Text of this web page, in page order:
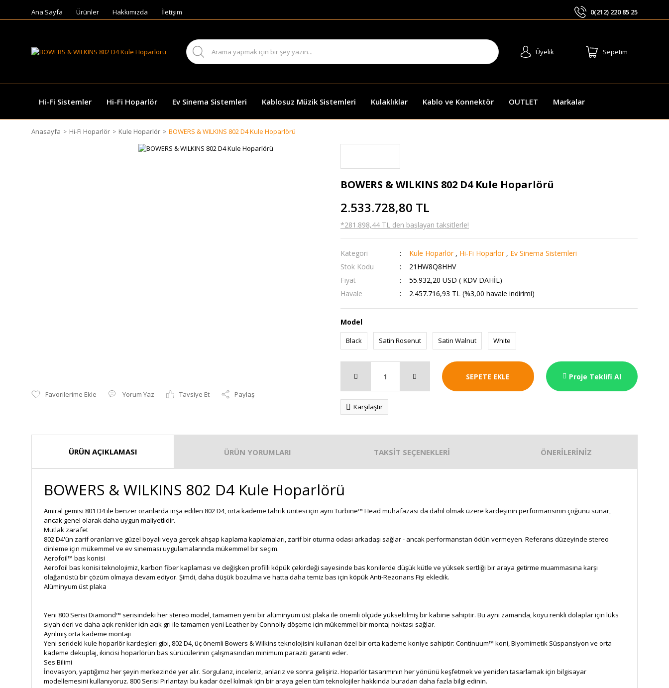
Ana Sayfa Ürünler Hakkımızda İletişim 0(212) 220 85 25
Üyelik Sepetim
Hi-Fi Sistemler Hi-Fi Hoparlör Ev Sinema Sistemleri Kablosuz Müzik Sistemleri Kulaklıklar Kablo ve Konnektör OUTLET Markalar
Anasayfa Hi-Fi Hoparlör Kule Hoparlör BOWERS & WILKINS 802 D4 Kule Hoparlörü
Yorum Yaz Tavsiye Et Paylaş
BOWERS & WILKINS 802 D4 Kule Hoparlörü
2.533.728,80 TL
*281.898,44 TL den başlayan taksitlerle!
Kategori Kule Hoparlör , Hi-Fi Hoparlör , Ev Sinema Sistemleri
Stok Kodu
21HW8Q8HHV
Fiyat
55.932,20 USD ( KDV DAHİL)
Havale
2.457.716,93 TL (%3,00 havale indirimi)
Model
Black Satin Rosenut Satin Walnut White
SEPETE EKLE Proje Teklifi Al
Karşılaştır
ÜRÜN AÇIKLAMASI ÜRÜN YORUMLARI TAKSİT SEÇENEKLERİ ÖNERİLERİNİZ
BOWERS & WILKINS 802 D4 Kule Hoparlörü
Amiral gemisi 801 D4 ile benzer oranlarda inşa edilen 802 D4, orta kademe tahrik ünitesi için aynı Turbine™ Head muhafazası da dahil olmak üzere kardeşinin performansının çoğunu sunar,
ancak genel olarak daha uygun maliyetlidir.
Mutlak zarafet
802 D4'ün zarif oranları ve güzel boyalı veya gerçek ahşap kaplama kaplamaları, zarif bir oturma odası arkadaşı sağlar - ancak performanstan ödün vermeyen. Referans düzeyinde stereo
dinleme için mükemmel ve ev sineması uygulamalarında mükemmel bir seçim.
Aerofoil™ bas konisi
Aerofoil bas konisi teknolojimiz, karbon fiber kaplaması ve değişken profilli köpük çekirdeği sayesinde bas konilerde düşük kütle ve yüksek sertliği bir araya getirme muammasına karşı
olağanüstü bir çözüm olmaya devam ediyor. Şimdi, daha düşük bozulma ve hatta daha temiz bas için köpük Anti-Rezonans Fişi ekledik.
Alüminyum üst plaka
Yeni 800 Serisi Diamond™ serisindeki her stereo model, tamamen yeni bir alüminyum üst plaka ile önemli ölçüde yükseltilmiş bir kabine sahiptir. Bu aynı zamanda, koyu renkli dolaplar için lüks
siyah deri ve daha açık renkler için açık gri ile tamamen yeni Leather by Connolly döşeme için mükemmel bir montaj noktası sağlar.
Ayrılmış orta kademe montajı
Yeni serideki kule hoparlör kardeşleri gibi, 802 D4, üç önemli Bowers & Wilkins teknolojisini kullanan özel bir orta kademe koniye sahiptir: Continuum™ koni, Biyomimetik Süspansiyon ve orta
kademe dekuplaj, ikincisi hoparlörün bas sürücülerinin çalışmasından minimum paraziti garanti eder.
Ses Bilimi
İnovasyon, yaptığımız her şeyin merkezinde yer alır. Sorgularız, inceleriz, anlarız ve sonra gelişiriz. Hoparlör tasarımının her yönünü keşfetmek ve yeniden tasarlamak için bilgisayar
modellemesini kullanıyoruz. 800 Serisi Pırlantayı bu kadar özel kılmak için bir araya gelen tüm teknolojiler hakkında buradan daha fazla bilgi edinin.